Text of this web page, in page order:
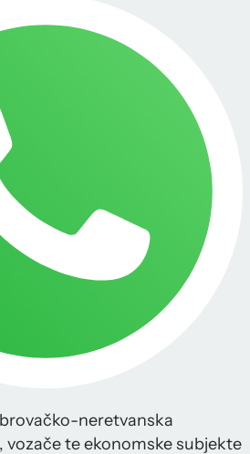
neretvanska
vozače te ekonomske subjekte